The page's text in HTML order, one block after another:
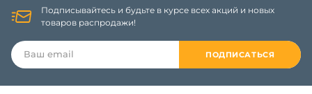
Подписывайтесь и будьте в курсе всех акций и новых
товаров распродажи!
ПОДПИСАТЬСЯ